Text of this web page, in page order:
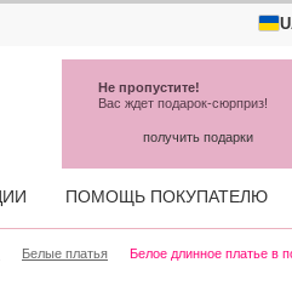
Белые платья Белое длинное платье в
ПОМОЩЬ ПОКУПАТЕЛЮ
Не пропустите!
Вас ждет подарок-сюрприз!
получить подарки